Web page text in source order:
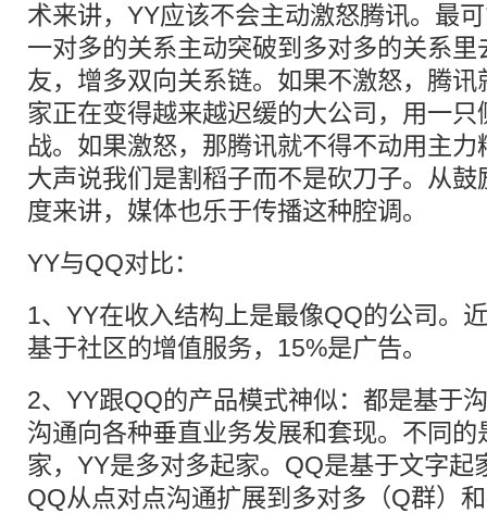
术来讲，YY应该不会主动激怒腾讯。最
一对多的关系主动突破到多对多的关系
友，增多双向关系链。如果不激怒，腾
家正在变得越来越迟缓的大公司，用一
战。如果激怒，那腾讯就不得不动用主
大声说我们是割稻子而不是砍刀子。从
度来讲，媒体也乐于传播这种腔调。
YY与QQ对比：
1、YY在收入结构上是最像QQ的公司。
基于社区的增值服务，15%是广告。
2、YY跟QQ的产品模式神似：都是基于
沟通向各种垂直业务发展和套现。不同
家，YY是多对多起家。QQ是基于文字起
QQ从点对点沟通扩展到多对多（Q群）